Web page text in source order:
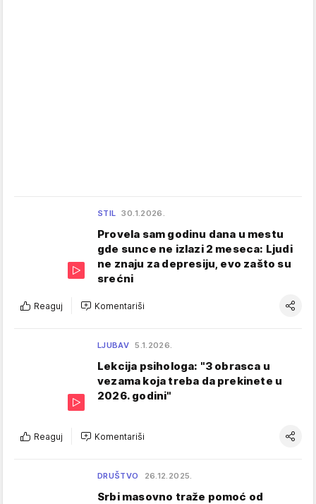
STIL 30.1.2026.
Provela sam godinu dana u mestu
gde sunce ne izlazi 2 meseca: Ljudi
ne znaju za depresiju, evo zašto su
srećni
Reaguj Komentariši
LJUBAV 5.1.2026.
Lekcija psihologa: "3 obrasca u
vezama koja treba da prekinete u
2026. godini"
Reaguj Komentariši
DRUŠTVO 26.12.2025.
Srbi masovno traže pomoć od